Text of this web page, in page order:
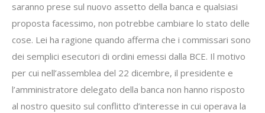
saranno prese sul nuovo assetto della banca e qualsiasi
proposta facessimo, non potrebbe cambiare lo stato delle
cose. Lei ha ragione quando afferma che i commissari sono
dei semplici esecutori di ordini emessi dalla BCE. Il motivo
per cui nell’assemblea del 22 dicembre, il presidente e
l’amministratore delegato della banca non hanno risposto
al nostro quesito sul conflitto d’interesse in cui operava la